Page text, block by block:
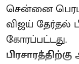
சென்னை
விஜய் தேர்தல்
கோரப்பட்டது.